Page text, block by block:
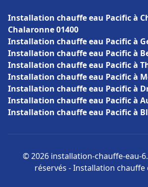
Installation chauffe eau Pacific à
Chalaronne 01400
Installation chauffe eau Pacific à
Installation chauffe eau Pacific à
Installation chauffe eau Pacific à
Installation chauffe eau Pacific à
Installation chauffe eau Pacific à
Installation chauffe eau Pacific à
Installation chauffe eau Pacific à
© 2026 installation-chauffe-eau-
réservés - Installation chauffe